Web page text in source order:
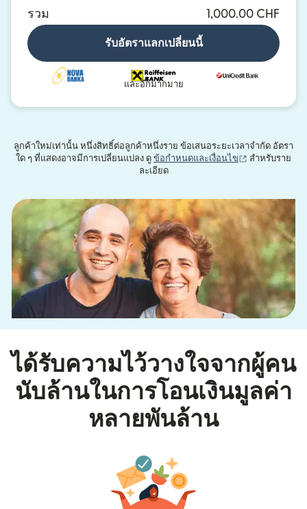
รวม
1,000.00 CHF
รับอัตราแลกเปลี่ยนนี้
และอีกมากมาย
ลูกค้าใหม่เท่านั้น หนึ่งสิทธิ์ต่อลูกค้าหนึ่งราย ข้อเสนอระยะเวลาจำกัด อัตรา
ใด ๆ ที่แสดงอาจมีการเปลี่ยนแปลง ดู ข้อกำหนดและเงื่อนไข (เปิดในหน้าต่า
สำหรับราย
ละเอียด
ได้รับความไว้วางใจจากผู้คน
นับล้านในการโอนเงินมูลค่า
หลายพันล้าน